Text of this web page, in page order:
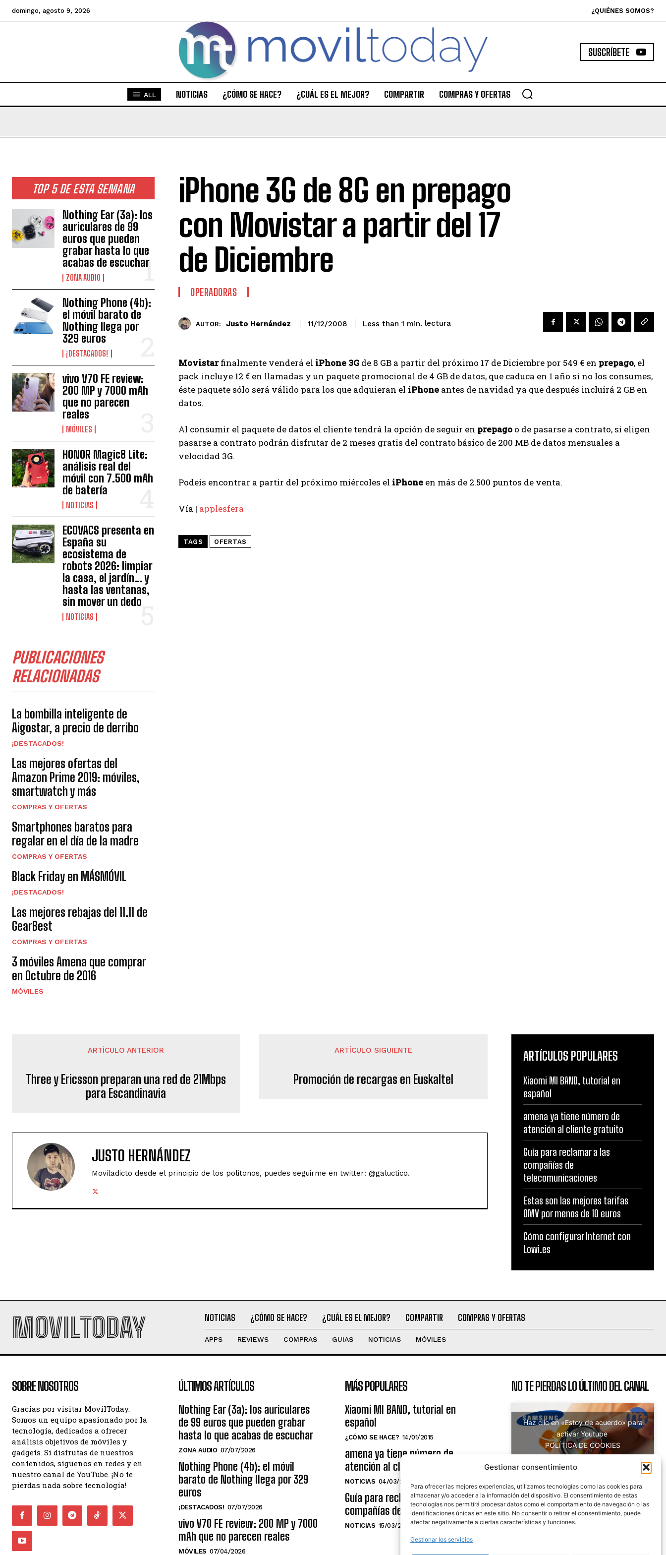
Gestionar consentimiento
Para ofrecer las mejores experiencias, utilizamos tecnologías como las cookies para
almacenar y/o acceder a la información del dispositivo. El consentimiento de estas
tecnologías nos permitirá procesar datos como el comportamiento de navegación o las
identificaciones únicas en este sitio. No consentir o retirar el consentimiento, puede
afectar negativamente a ciertas características y funciones.
Gestionar los servicios
domingo, agosto 9, 2026 ¿QUIÉNES SOMOS?
SUSCRÍBETE
ALL NOTICIAS ¿CÓMO SE HACE? ¿CUÁL ES EL MEJOR? COMPARTIR COMPRAS Y OFERTAS
TOP 5 DE ESTA SEMANA
Nothing Ear (3a): los
auriculares de 99
euros que pueden
grabar hasta lo que
acabas de escuchar
ZONA AUDIO
Nothing Phone (4b):
el móvil barato de
Nothing llega por
329 euros
¡DESTACADOS!
vivo V70 FE review:
200 MP y 7000 mAh
que no parecen
reales
MÓVILES
HONOR Magic8 Lite:
análisis real del
móvil con 7.500 mAh
de batería
NOTICIAS
ECOVACS presenta en
España su
ecosistema de
robots 2026: limpiar
la casa, el jardín… y
hasta las ventanas,
sin mover un dedo
NOTICIAS
PUBLICACIONES
RELACIONADAS
La bombilla inteligente de
Aigostar, a precio de derribo
¡DESTACADOS!
Las mejores ofertas del
Amazon Prime 2019: móviles,
smartwatch y más
COMPRAS Y OFERTAS
Smartphones baratos para
regalar en el día de la madre
COMPRAS Y OFERTAS
Black Friday en MÁSMÓVIL
¡DESTACADOS!
Las mejores rebajas del 11.11 de
GearBest
COMPRAS Y OFERTAS
3 móviles Amena que comprar
en Octubre de 2016
MÓVILES
iPhone 3G de 8G en prepago
con Movistar a partir del 17
de Diciembre
OPERADORAS
AUTOR: Justo Hernández 11/12/2008 Less than 1 min. lectura
Movistarfinalmente venderá el iPhone 3G de 8 GB a partir del próximo 17 de Diciembre por 549 € en prepago, el
pack incluye 12 € en llamadas y un paquete promocional de 4 GB de datos, que caduca en 1 año si no los consumes,
éste paquete sólo será válido para los que adquieran el iPhone antes de navidad ya que después incluirá 2 GB en
datos.
Al consumir el paquete de datos el cliente tendrá la opción de seguir en prepago o de pasarse a contrato, si eligen
pasarse a contrato podrán disfrutar de 2 meses gratis del contrato básico de 200 MB de datos mensuales a
velocidad 3G.
Podeis encontrar a partir del próximo miércoles el iPhone en más de 2.500 puntos de venta.
Vía | applesfera
TAGS OFERTAS
ARTÍCULO ANTERIOR
Three y Ericsson preparan una red de 21Mbps
para Escandinavia
ARTÍCULO SIGUIENTE
Promoción de recargas en Euskaltel
JUSTO HERNÁNDEZ
Moviladicto desde el principio de los politonos, puedes seguirme en twitter: @galuctico.
ARTÍCULOS POPULARES
Xiaomi MI BAND, tutorial en
español
amena ya tiene número de
atención al cliente gratuito
Guía para reclamar a las
compañías de
telecomunicaciones
Estas son las mejores tarifas
OMV por menos de 10 euros
Cómo configurar Internet con
Lowi.es
MOVILTODAY NOTICIAS ¿CÓMO SE HACE? ¿CUÁL ES EL MEJOR? COMPARTIR COMPRAS Y OFERTAS
APPS REVIEWS COMPRAS GUIAS NOTICIAS MÓVILES
SOBRE NOSOTROS
Gracias por visitar MovilToday.
Somos un equipo apasionado por la
tecnología, dedicados a ofrecer
análisis objetivos de móviles y
gadgets. Si disfrutas de nuestros
contenidos, síguenos en redes y en
nuestro canal de YouTube. ¡No te
pierdas nada sobre tecnología!
ÚLTIMOS ARTÍCULOS
Nothing Ear (3a): los auriculares
de 99 euros que pueden grabar
hasta lo que acabas de escuchar
ZONA AUDIO 07/07/2026
Nothing Phone (4b): el móvil
barato de Nothing llega por 329
euros
¡DESTACADOS! 07/07/2026
vivo V70 FE review: 200 MP y 7000
mAh que no parecen reales
MÓVILES 07/04/2026
MÁS POPULARES
Xiaomi MI BAND, tutorial en
español
¿CÓMO SE HACE? 14/01/2015
amena ya tiene número de
atención al cliente gratuito
NOTICIAS 04/03/2014
Guía para reclamar a las
compañías de telecomunicaciones
NOTICIAS 15/03/2009
NO TE PIERDAS LO ÚLTIMO DEL CANAL
Haz clic en «Estoy de acuerdo» para
activar Youtube
POLÍTICA DE COOKIES
Estoy de acuerdo